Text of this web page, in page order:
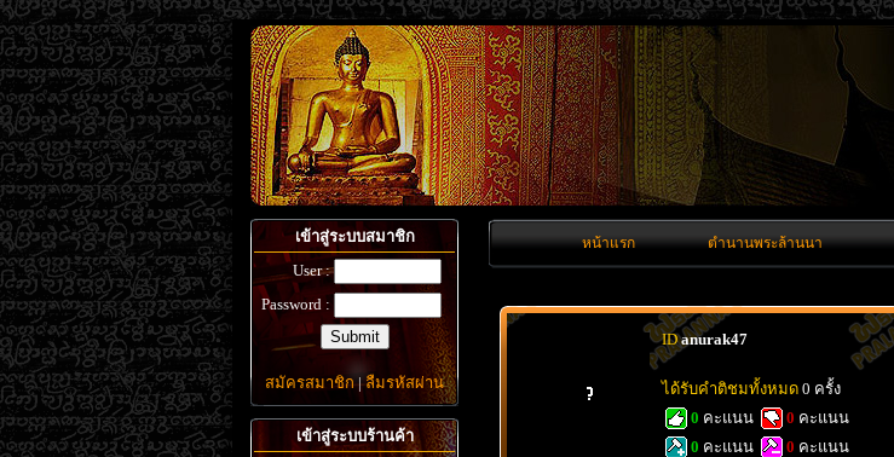
เข้าสู่ระบบสมาชิก
User :
Password :
สมัครสมาชิก|ลืมรหัสผ่าน
เข้าสู่ระบบร้านค้า
หน้าแรก ตำนานพระล้านนา
ID anurak47
ได้รับคำติชมทั้งหมด 0 ครั้ง
0 คะแนน 0 คะแนน
0 คะแนน 0 คะแนน